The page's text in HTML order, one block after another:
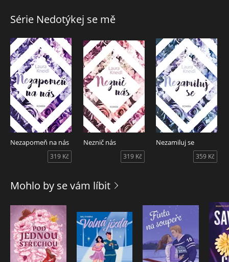
Série Nedotýkej se mě
Nezapomeň na nás
319 Kč
Neznič nás
319 Kč
Nezamiluj se
359 Kč
Mohlo by se vám líbit